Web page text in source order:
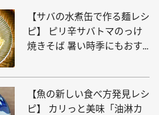
【サバの水煮缶で作る麺レシ
ピ】 ピリ辛サバトマのっけ
焼きそば 暑い時季にもおす
【魚の新しい食べ方発見レシ
ピ】 カリっと美味「油淋カ